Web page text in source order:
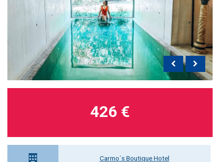
Carmo´s Boutique Hotel
426 €